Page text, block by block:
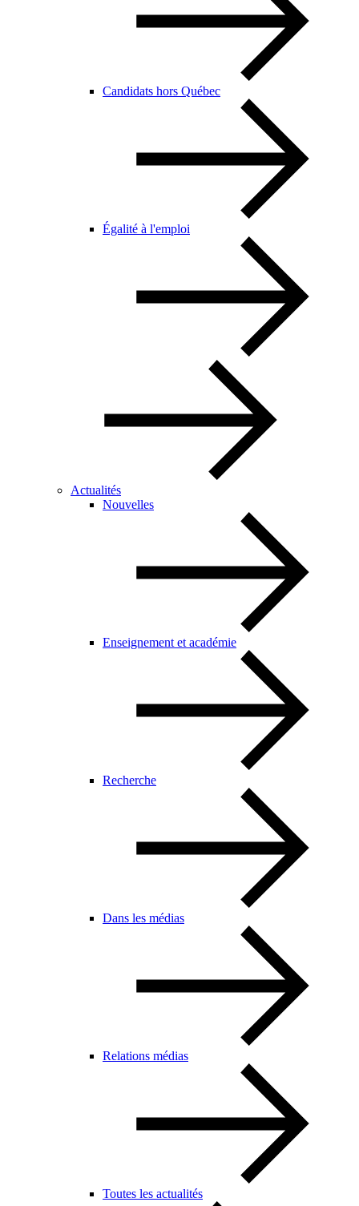
Candidats hors Québec
Égalité à l'emploi
Actualités
Nouvelles
Enseignement et académie
Recherche
Dans les médias
Relations médias
Toutes les actualités